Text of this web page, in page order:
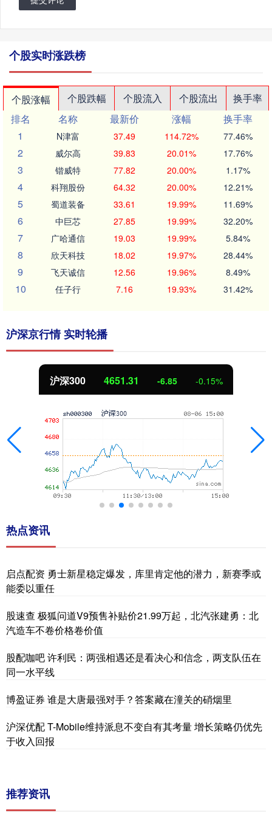
个股实时涨跌榜
个股涨幅 个股跌幅 个股流入 个股流出
换手率
排名
名称 最新价 涨幅
换手率
1
N津富 37.49 114.72% 77.46%
2 威尔高 39.83 20.01% 17.76%
3 锴威特 77.82 20.00% 1.17%
4 科翔股份 64.32 20.00% 12.21%
5 蜀道装备 33.61 19.99% 11.69%
6 中巨芯 27.85 19.99% 32.20%
7 广哈通信 19.03 19.99% 5.84%
8 欣天科技 18.02 19.97% 28.44%
9 飞天诚信 12.56 19.96% 8.49%
10 任子行 7.16 19.93% 31.42%
沪深京行情 实时轮播
-0.15% 北证50 1122.88
热点资讯
启点配资 勇士新星稳定爆发，库里肯定他的潜力，新赛季或
能委以重任
股速查 极狐问道V9预售补贴价21.99万起，北汽张建勇：北
汽造车不卷价格卷价值
股配咖吧 许利民：两强相遇还是看决心和信念，两支队伍在
同一水平线
博盈证券 谁是大唐最强对手？答案藏在潼关的硝烟里
沪深优配 T-Mobile维持派息不变自有其考量 增长策略仍优先
于收入回报
推荐资讯